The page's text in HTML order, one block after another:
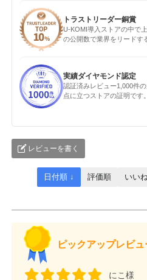
トラストリーダー銅賞
U-KOMI導入ストアの中で
の公開数で業界をリードす
実績ダイヤモンド認定
認証済みレビュー1,000件
点に立つストアの証明です。
レビューを書く
日付順 ↓ 評価順 いい
ピックアップレビュ
にこ様